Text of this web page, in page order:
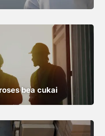
bea cukai